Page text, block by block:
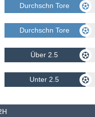
Durchschn Tore
Durchschn Tore Erhalten
Über 2.5
Unter 2.5